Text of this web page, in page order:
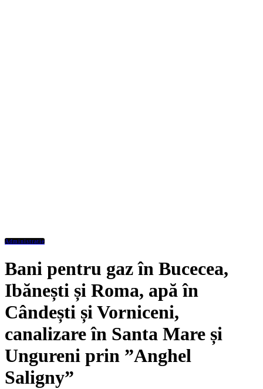
Administratie
Bani pentru gaz în Bucecea,
Ibănești și Roma, apă în
Cândești și Vorniceni,
canalizare în Santa Mare și
Ungureni prin ”Anghel
Saligny”